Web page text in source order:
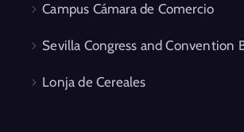
Campus Cámara de Comercio
Sevilla Congress and Convention
Lonja de Cereales